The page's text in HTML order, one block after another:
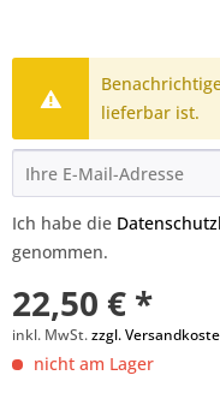
lieferbar ist.
Ich habe die
genommen.
22,50 € *
inkl. MwSt.zzgl.
nicht am Lager